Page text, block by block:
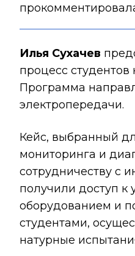
Илья Сухачев
процесс
Программа
электропередачи.
Кейс, выбранный
мониторинга и
сотрудничеству с
получили доступ
оборудованием и
студентами,
натурные